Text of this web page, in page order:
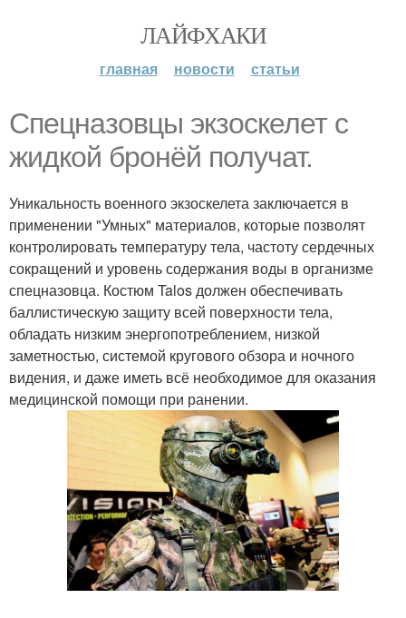
ЛАЙФХАКИ
главная новости статьи
Спецназовцы экзоскелет с
жидкой бронёй получат.
Уникальность военного экзоскелета заключается в
применении "Умных" материалов, которые позволят
контролировать температуру тела, частоту сердечных
сокращений и уровень содержания воды в организме
спецназовца. Костюм Talos должен обеспечивать
баллистическую защиту всей поверхности тела,
обладать низким энергопотреблением, низкой
заметностью, системой кругового обзора и ночного
видения, и даже иметь всё необходимое для оказания
медицинской помощи при ранении.